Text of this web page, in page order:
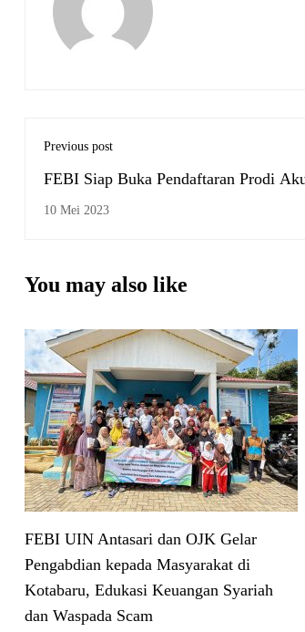
Previous post
FEBI Siap Buka Pendaftaran Prodi
Manajemen Bisnis Syariah
10 Mei 2023
You may also like
FEBI UIN Antasari dan OJK Gelar
Pengabdian kepada Masyarakat di
Kotabaru, Edukasi Keuangan Syariah
dan Waspada Scam